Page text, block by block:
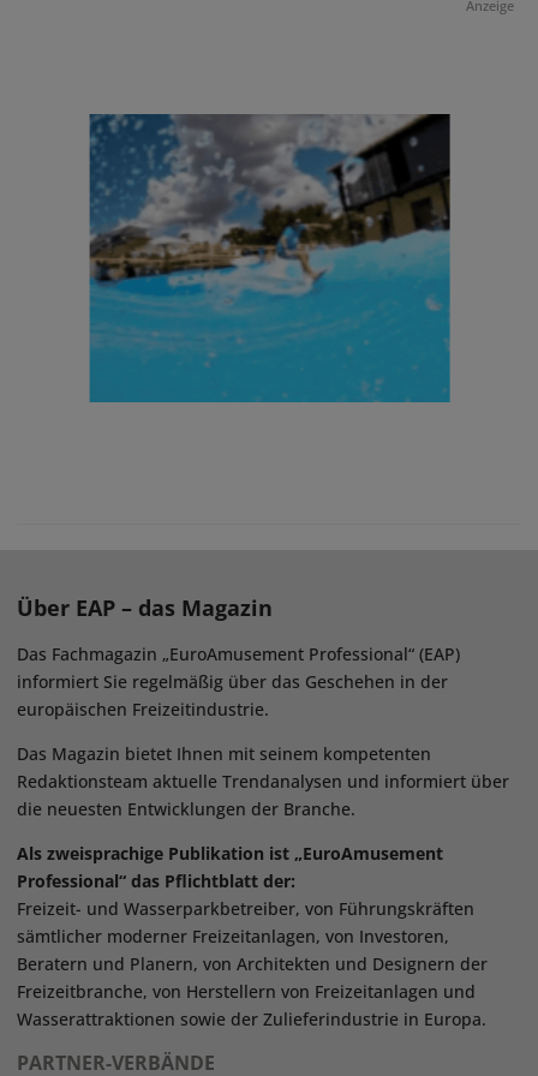
Anzeige
Über EAP – das Magazin
Das Fachmagazin „EuroAmusement Professional“ (EAP)
informiert Sie regelmäßig über das Geschehen in der
europäischen Freizeitindustrie.
Das Magazin bietet Ihnen mit seinem kompetenten
Redaktionsteam aktuelle Trendanalysen und informiert über
die neuesten Entwicklungen der Branche.
Als zweisprachige Publikation ist „EuroAmusement
Professional“ das Pflichtblatt der:
Freizeit- und Wasserparkbetreiber, von Führungskräften
sämtlicher moderner Freizeitanlagen, von Investoren,
Beratern und Planern, von Architekten und Designern der
Freizeitbranche, von Herstellern von Freizeitanlagen und
Wasserattraktionen sowie der Zulieferindustrie in Europa.
PARTNER-VERBÄNDE